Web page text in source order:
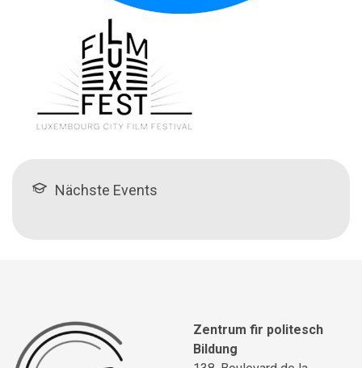
Nächste Events
Zentrum fir politesch
Bildung